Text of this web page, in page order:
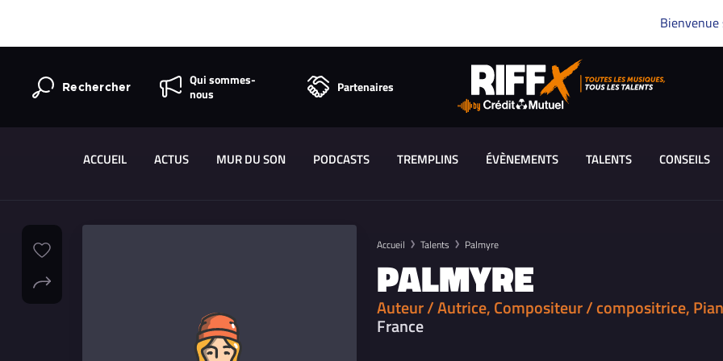
Bienvenue
Rechercher
Qui sommes-
nous
Partenaires
ACCUEIL ACTUS MUR DU SON PODCASTS TREMPLINS ÉVÈNEMENTS TALENTS CONSEILS
Accueil Talents Palmyre
PALMYRE
Auteur / Autrice, Compositeur / compositrice,
France